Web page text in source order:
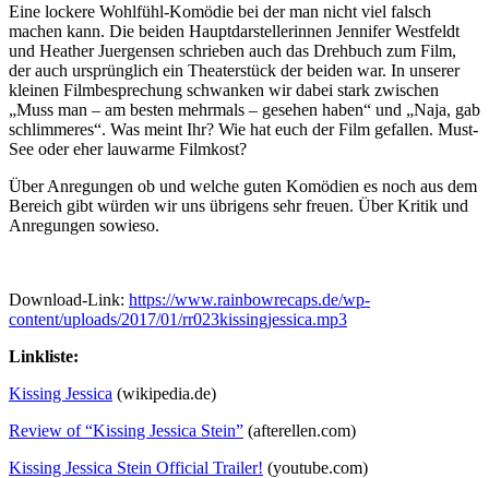
Eine lockere Wohlfühl-Komödie bei der man nicht viel falsch
machen kann. Die beiden Hauptdarstellerinnen Jennifer Westfeldt
und Heather Juergensen schrieben auch das Drehbuch zum Film,
der auch ursprünglich ein Theaterstück der beiden war. In unserer
kleinen Filmbesprechung schwanken wir dabei stark zwischen
„Muss man – am besten mehrmals – gesehen haben“ und „Naja, gab
schlimmeres“. Was meint Ihr? Wie hat euch der Film gefallen. Must-
See oder eher lauwarme Filmkost?
Über Anregungen ob und welche guten Komödien es noch aus dem
Bereich gibt würden wir uns übrigens sehr freuen. Über Kritik und
Anregungen sowieso.
Download-Link: https://www.rainbowrecaps.de/wp-
content/uploads/2017/01/rr023kissingjessica.mp3
Linkliste:
Kissing Jessica (wikipedia.de)
Review of “Kissing Jessica Stein” (afterellen.com)
Kissing Jessica Stein Official Trailer! (youtube.com)